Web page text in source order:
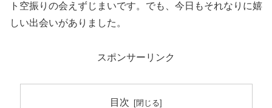
ト空振りの会えずじまいです。でも、今日もそれなりに嬉
しい出会いがありました。
スポンサーリンク
目次